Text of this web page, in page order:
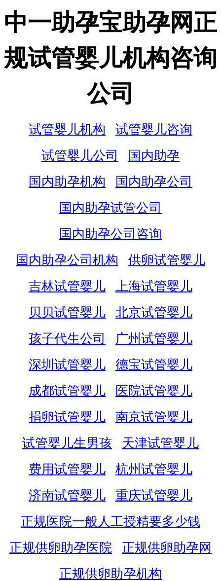
中一助孕宝助孕网正
规试管婴儿机构咨询
公司
试管婴儿机构
试管婴儿咨询
试管婴儿公司
国内助孕
国内助孕机构
国内助孕公司
国内助孕试管公司
国内助孕公司咨询
国内助孕公司机构
供卵试管婴儿
吉林试管婴儿
上海试管婴儿
贝贝试管婴儿
北京试管婴儿
孩子代生公司
广州试管婴儿
深圳试管婴儿
德宝试管婴儿
成都试管婴儿
医院试管婴儿
捐卵试管婴儿
南京试管婴儿
试管婴儿生男孩
天津试管婴儿
费用试管婴儿
杭州试管婴儿
济南试管婴儿
重庆试管婴儿
正规医院一般人工授精要多少钱
正规供卵助孕医院
正规供卵助孕网
正规供卵助孕机构